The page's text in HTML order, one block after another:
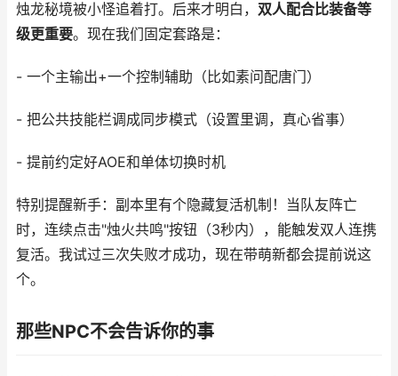
烛龙秘境被小怪追着打。后来才明白， 双人配合比装备等
级更重要。现在我们固定套路是：
- 一个主输出+一个控制辅助（比如素问配唐门）
- 把公共技能栏调成同步模式（设置里调，真心省事）
- 提前约定好AOE和单体切换时机
特别提醒新手：副本里有个隐藏复活机制！当队友阵亡
时，连续点击"烛火共鸣"按钮（3秒内），能触发双人连携
复活。我试过三次失败才成功，现在带萌新都会提前说这
个。
那些NPC不会告诉你的事